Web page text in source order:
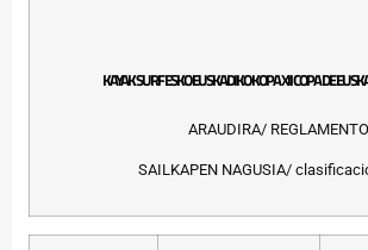
KAYAK SURF ESKO EUSKADIKO KOPA XII COPA DE
ARAUDIRA/ REGLAMENTO
SAILKAPEN NAGUSIA/